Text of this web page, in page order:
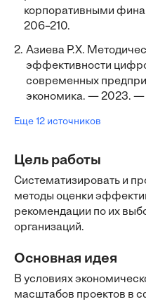
корпоративными
206–210.
2. Азиева Р.Х.
эффективности
современных
экономика. — 2023.
Еще 12 источников
Цель работы
Систематизировать и
методы оценки
рекомендации по их
организаций.
Основная идея
В условиях
масштабов проектов в